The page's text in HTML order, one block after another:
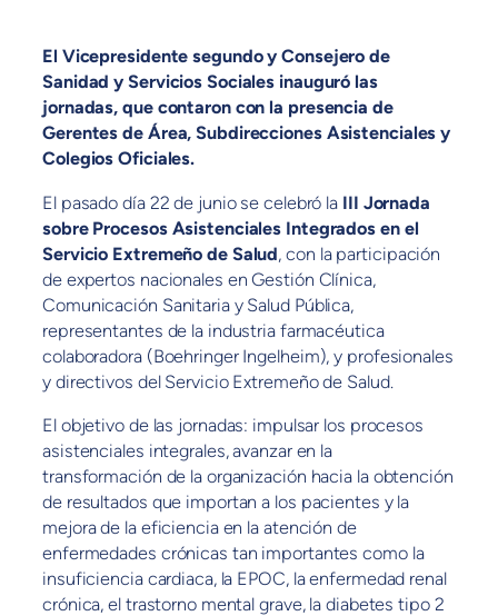
El Vicepresidente segundo y Consejero de
Sanidad y Servicios Sociales inauguró las
jornadas, que contaron con la presencia de
Gerentes de Área, Subdirecciones Asistenciales y
Colegios Oficiales.
El pasado día 22 de junio se celebró la III Jornada
sobre Procesos Asistenciales Integrados en el
Servicio Extremeño de Salud, con la participación
de expertos nacionales en Gestión Clínica,
Comunicación Sanitaria y Salud Pública,
representantes de la industria farmacéutica
colaboradora (Boehringer Ingelheim), y profesionales
y directivos del Servicio Extremeño de Salud.
El objetivo de las jornadas: impulsar los procesos
asistenciales integrales, avanzar en la
transformación de la organización hacia la obtención
de resultados que importan a los pacientes y la
mejora de la eficiencia en la atención de
enfermedades crónicas tan importantes como la
insuficiencia cardiaca, la EPOC, la enfermedad renal
crónica, el trastorno mental grave, la diabetes tipo 2